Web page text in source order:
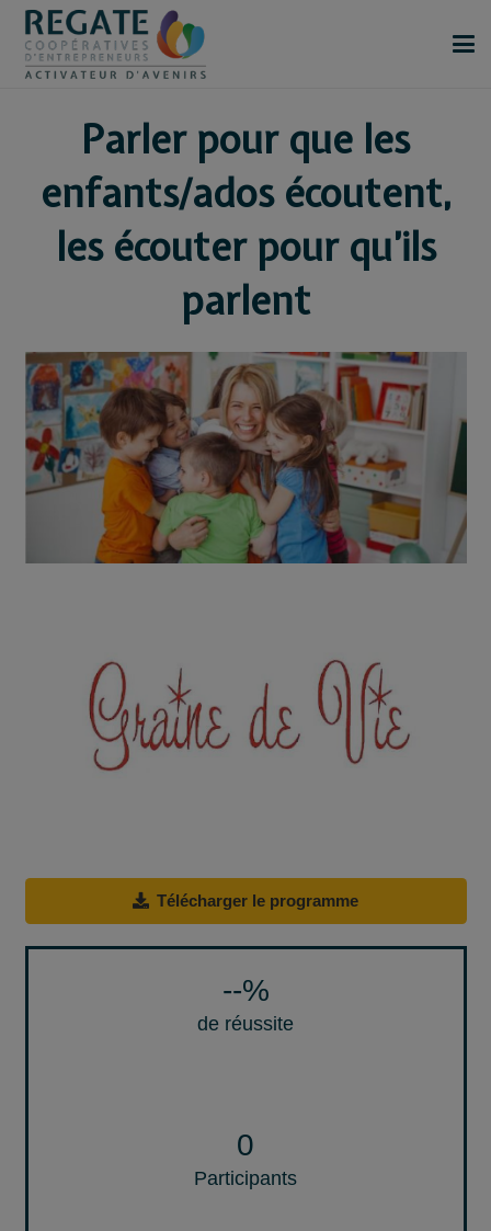
Parler pour que les
enfants/ados écoutent,
les écouter pour qu’ils
parlent
Télécharger le programme
--%
de réussite
0
Participants